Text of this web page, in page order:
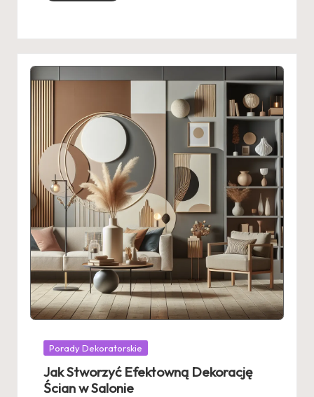
Posted
Porady Dekoratorskie
Jak Stworzyć Efektowną Dekorację
Ścian w Salonie